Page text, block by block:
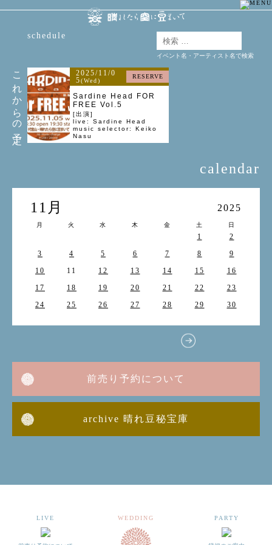
これからの予定
schedule
2025/11/0
5(Wed)
RESERVE
Sardine Head FOR
FREE Vol.5
[出演]
live: Sardine Head
music selector: Keiko
Nasu
calendar
11月 2025
月 火 水 木 金 土 日
1
2
3
4 5 6 7 8
9
10
11 12 13 14 15
16
17
18 19 20 21 22
23
24
25 26 27 28 29 30
イベント名・アーティスト名で検索
前売り予約について
archive 晴れ豆秘宝庫
LIVE WEDDING PARTY